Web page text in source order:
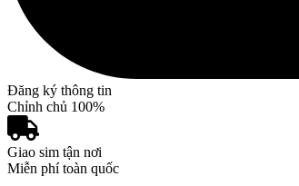
Đăng ký thông tin
Chỉnh chủ 100%
Giao sim tận nơi
Miễn phí toàn quốc